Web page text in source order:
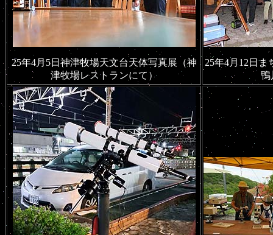
25年4月5日神津牧場天文台天体写真展（神
津牧場レストランにて）
25年4月12日
鴨